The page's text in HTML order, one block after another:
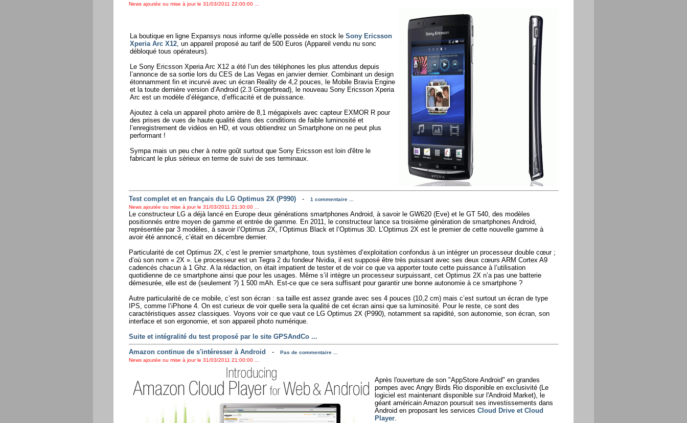
News ajoutée ou mise à jour le 31/03/2011 22:00:00 ...
La boutique en ligne Expansys nous informe qu'elle possède en stock le Sony Ericsson
Xperia Arc X12, un appareil proposé au tarif de 500 Euros (Appareil vendu nu sonc
débloqué tous opérateurs).
Le Sony Ericsson Xperia Arc X12 a été l’un des téléphones les plus attendus depuis
l’annonce de sa sortie lors du CES de Las Vegas en janvier dernier. Combinant un design
étonnamment fin et incurvé avec un écran Reality de 4,2 pouces, le Mobile Bravia Engine
et la toute dernière version d’Android (2.3 Gingerbread), le nouveau Sony Ericsson Xperia
Arc est un modèle d’élégance, d’efficacité et de puissance.
Ajoutez à cela un appareil photo arrière de 8,1 mégapixels avec capteur EXMOR R pour
des prises de vues de haute qualité dans des conditions de faible luminosité et
l’enregistrement de vidéos en HD, et vous obtiendrez un Smartphone on ne peut plus
performant !
Sympa mais un peu cher à notre goût surtout que Sony Ericsson est loin d'être le
fabricant le plus sérieux en terme de suivi de ses terminaux.
Test complet et en français du LG Optimus 2X (P990)-
1 commentaire ...
News ajoutée ou mise à jour le 31/03/2011 21:30:00 ...
Le constructeur LG a déjà lancé en Europe deux générations smartphones Android, à savoir le GW620 (Eve) et le GT 540, des modèles
positionnés entre moyen de gamme et entrée de gamme. En 2011, le constructeur lance sa troisième génération de smartphones Android,
représentée par 3 modèles, à savoir l’Optimus 2X, l’Optimus Black et l’Optimus 3D. L’Optimus 2X est le premier de cette nouvelle gamme à
avoir été annoncé, c’était en décembre dernier.
Particularité de cet Optimus 2X, c’est le premier smartphone, tous systèmes d’exploitation confondus à un intégrer un processeur double cœur ;
d’où son nom « 2X ». Le processeur est un Tegra 2 du fondeur Nvidia, il est supposé être très puissant avec ses deux cœurs ARM Cortex A9
cadencés chacun à 1 Ghz. A la rédaction, on était impatient de tester et de voir ce que va apporter toute cette puissance à l’utilisation
quotidienne de ce smartphone ainsi que pour les usages. Même s’il intègre un processeur surpuissant, cet Optimus 2X n’a pas une batterie
démesurée, elle est de (seulement ?) 1 500 mAh. Est-ce que ce sera suffisant pour garantir une bonne autonomie à ce smartphone ?
Autre particularité de ce mobile, c’est son écran : sa taille est assez grande avec ses 4 pouces (10,2 cm) mais c’est surtout un écran de type
IPS, comme l’iPhone 4. On est curieux de voir quelle sera la qualité de cet écran ainsi que sa luminosité. Pour le reste, ce sont des
caractéristiques assez classiques. Voyons voir ce que vaut ce LG Optimus 2X (P990), notamment sa rapidité, son autonomie, son écran, son
interface et son ergonomie, et son appareil photo numérique.
Suite et intégralité du test proposé par le site GPSAndCo ...
Amazon continue de s'intéresser à Android -
Pas de commentaire ...
News ajoutée ou mise à jour le 31/03/2011 21:00:00 ...
Après l'ouverture de son "AppStore Android" en grandes
pompes avec Angry Birds Rio disponible en exclusivité (Le
logiciel est maintenant disponible sur l'Android Market), le
géant américain Amazon poursuit ses investissements dans
Android en proposant les services Cloud Drive et Cloud
Player.